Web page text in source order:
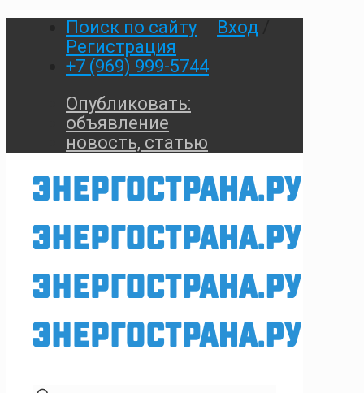
Поиск по сайту Вход
Регистрация
+7 (969) 999-5744
Опубликовать:
объявление
новость, статью